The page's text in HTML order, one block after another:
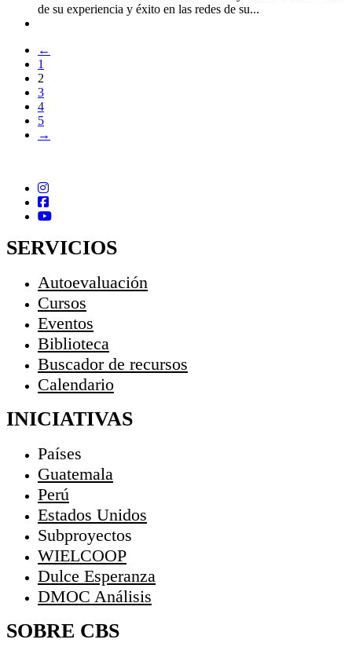
de su experiencia y éxito en las redes de su...
←
1
2
3
4
5
→
SERVICIOS
Autoevaluación
Cursos
Eventos
Biblioteca
Buscador de recursos
Calendario
INICIATIVAS
Países
Guatemala
Perú
Estados Unidos
Subproyectos
WIELCOOP
Dulce Esperanza
DMOC Análisis
SOBRE CBS